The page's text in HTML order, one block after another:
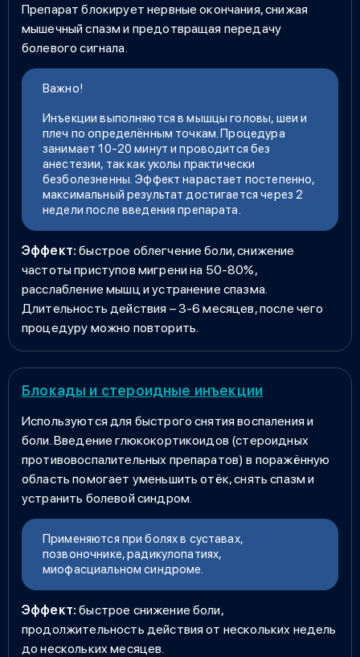
Препарат блокирует нервные окончания, снижая
мышечный спазм и предотвращая передачу
болевого сигнала.
Важно!
Инъекции выполняются в мышцы головы, шеи и
плеч по определённым точкам. Процедура
занимает 10-20 минут и проводится без
анестезии, так как уколы практически
безболезненны. Эффект нарастает постепенно,
максимальный результат достигается через 2
недели после введения препарата.
Эффект: быстрое облегчение боли, снижение
частоты приступов мигрени на 50-80%,
расслабление мышц и устранение спазма.
Длительность действия – 3-6 месяцев, после чего
процедуру можно повторить.
Блокады и стероидные инъекции
Используются для быстрого снятия воспаления и
боли. Введение глюкокортикоидов (стероидных
противовоспалительных препаратов) в поражённую
область помогает уменьшить отёк, снять спазм и
устранить болевой синдром.
Применяются при болях в суставах,
позвоночнике, радикулопатиях,
миофасциальном синдроме.
Эффект: быстрое снижение боли,
продолжительность действия от нескольких недель
до нескольких месяцев.